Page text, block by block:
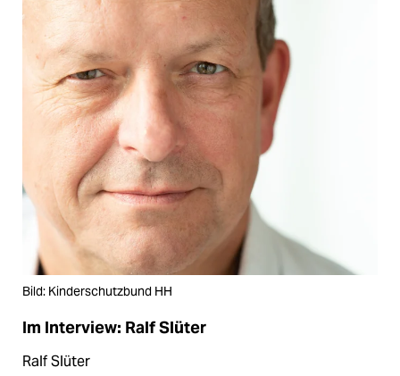
Bild: Kinderschutzbund HH
Im Interview: Ralf Slüter
Ralf Slüter